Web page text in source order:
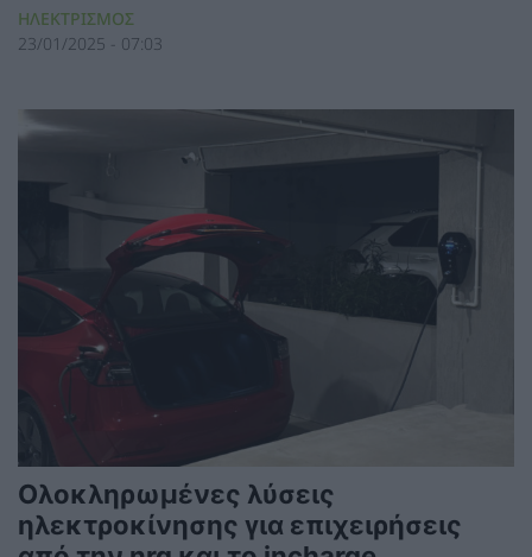
ΗΛΕΚΤΡΙΣΜΟΣ
23/01/2025 - 07:03
Ολοκληρωμένες λύσεις
ηλεκτροκίνησης για επιχειρήσεις